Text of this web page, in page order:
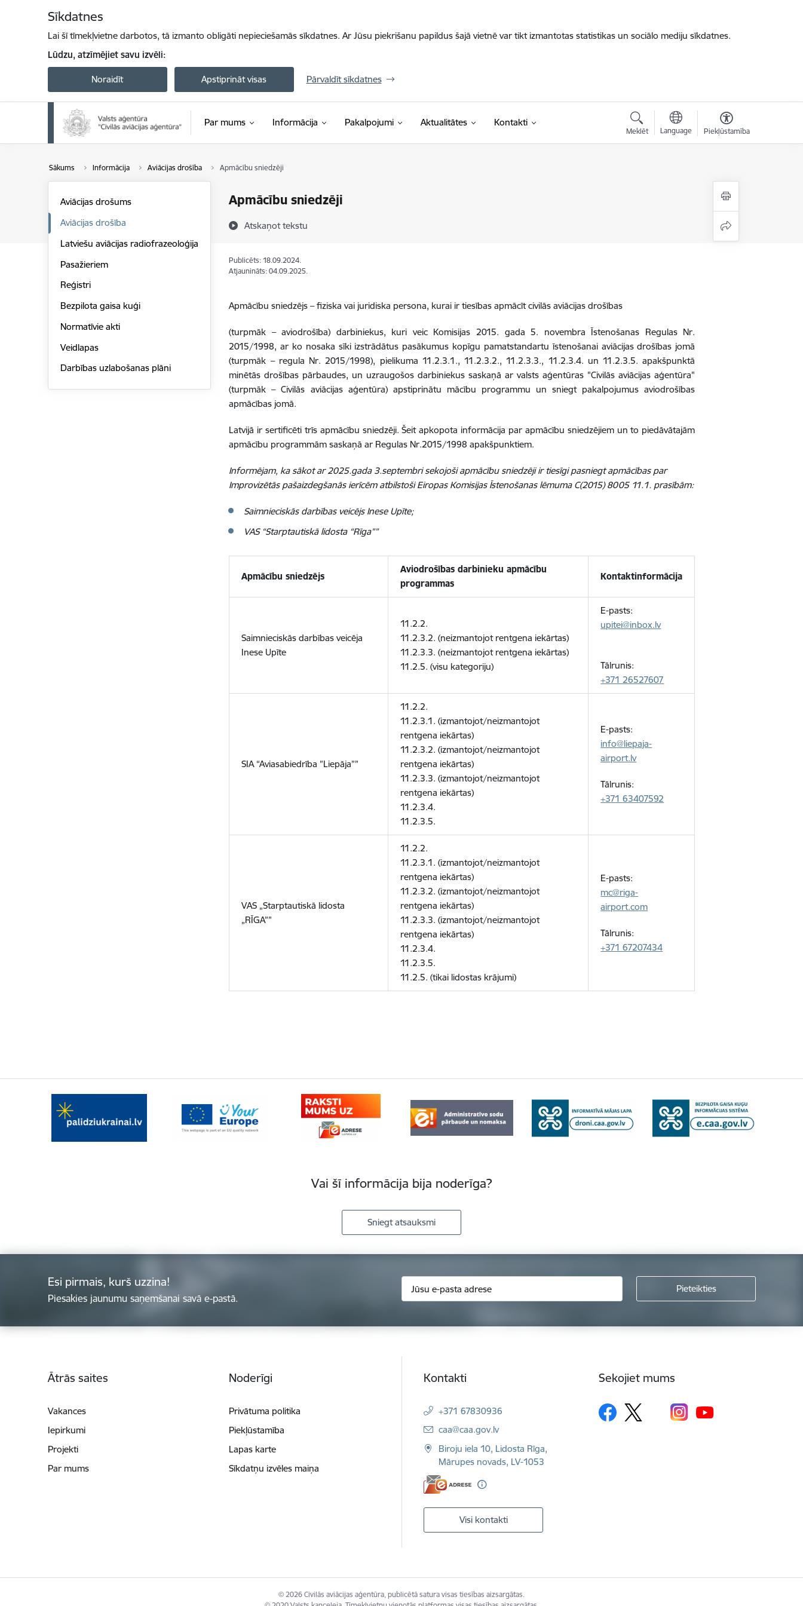
Sīkdatnes
Lai šī tīmekļvietne darbotos, tā izmanto obligāti nepieciešamās sīkdatnes. Ar Jūsu piekrišanu papildus šajā vietnē var tikt izmantotas statistikas un sociālo mediju sīkdatnes.
Lūdzu, atzīmējiet savu izvēli:
Noraidīt Apstiprināt visas Pārvaldīt sīkdatnes
Par mums Informācija Pakalpojumi Aktualitātes Kontakti
Meklēt Language Piekļūstamība
Sākums Informācija Aviācijas drošība Apmācību sniedzēji
Apmācību sniedzēji
Atskaņot tekstu
Aviācijas drošums
Aviācijas drošība
Latviešu aviācijas radiofrazeoloģija
Pasažieriem
Reģistri
Bezpilota gaisa kuģi
Normatīvie akti
Veidlapas
Darbības uzlabošanas plāni
Publicēts: 18.09.2024.
Atjaunināts: 04.09.2025.
Apmācību sniedzējs – fiziska vai juridiska persona, kurai ir tiesības apmācīt civilās aviācijas drošības
(turpmāk – aviodrošība) darbiniekus, kuri veic Komisijas 2015. gada 5. novembra Īstenošanas Regulas Nr.
2015/1998, ar ko nosaka sīki izstrādātus pasākumus kopīgu pamatstandartu īstenošanai aviācijas drošības jomā
(turpmāk – regula Nr. 2015/1998), pielikuma 11.2.3.1., 11.2.3.2., 11.2.3.3., 11.2.3.4. un 11.2.3.5. apakšpunktā
minētās drošības pārbaudes, un uzraugošos darbiniekus saskaņā ar valsts aģentūras "Civilās aviācijas aģentūra"
(turpmāk – Civilās aviācijas aģentūra) apstiprinātu mācību programmu un sniegt pakalpojumus aviodrošības
apmācības jomā.
Latvijā ir sertificēti trīs apmācību sniedzēji. Šeit apkopota informācija par apmācību sniedzējiem un to piedāvātajām
apmācību programmām saskaņā ar Regulas Nr.2015/1998 apakšpunktiem.
Informējam, ka sākot ar 2025.gada 3.septembri sekojoši apmācību sniedzēji ir tiesīgi pasniegt apmācības par
Improvizētās pašaizdegšanās ierīcēm atbilstoši Eiropas Komisijas Īstenošanas lēmuma C(2015) 8005 11.1. prasībām:
Saimnieciskās darbības veicējs Inese Upīte;
VAS “Starptautiskā lidosta “Rīga””
Apmācību sniedzējs
Aviodrošības darbinieku apmācību
programmas
Kontaktinformācija
Saimnieciskās darbības veicēja
Inese Upīte
11.2.2.
11.2.3.2. (neizmantojot rentgena iekārtas)
11.2.3.3. (neizmantojot rentgena iekārtas)
11.2.5. (visu kategoriju)
E-pasts:
upitei@inbox.lv
Tālrunis:
+371 26527607
SIA “Aviasabiedrība ”Liepāja””
11.2.2.
11.2.3.1. (izmantojot/neizmantojot
rentgena iekārtas)
11.2.3.2. (izmantojot/neizmantojot
rentgena iekārtas)
11.2.3.3. (izmantojot/neizmantojot
rentgena iekārtas)
11.2.3.4.
11.2.3.5.
E-pasts:
info@liepaja-
airport.lv
Tālrunis:
+371 63407592
VAS „Starptautiskā lidosta
„RĪGA””
11.2.2.
11.2.3.1. (izmantojot/neizmantojot
rentgena iekārtas)
11.2.3.2. (izmantojot/neizmantojot
rentgena iekārtas)
11.2.3.3. (izmantojot/neizmantojot
rentgena iekārtas)
11.2.3.4.
11.2.3.5.
11.2.5. (tikai lidostas krājumi)
E-pasts:
mc@riga-
airport.com
Tālrunis:
+371 67207434
Vai šī informācija bija noderīga?
Sniegt atsauksmi
Esi pirmais, kurš uzzina!
Piesakies jaunumu saņemšanai savā e-pastā.
Ātrās saites
Vakances
Iepirkumi
Projekti
Par mums
Noderīgi
Privātuma politika
Piekļūstamība
Lapas karte
Sīkdatņu izvēles maiņa
Kontakti
+371 67830936
E-pasts:
caa@caa.gov.lv
Biroju iela 10, Lidosta Rīga,
Mārupes novads, LV-1053
Visi kontakti
Sekojiet mums
© 2026 Civilās aviācijas aģentūra, publicētā satura visas tiesības aizsargātas.